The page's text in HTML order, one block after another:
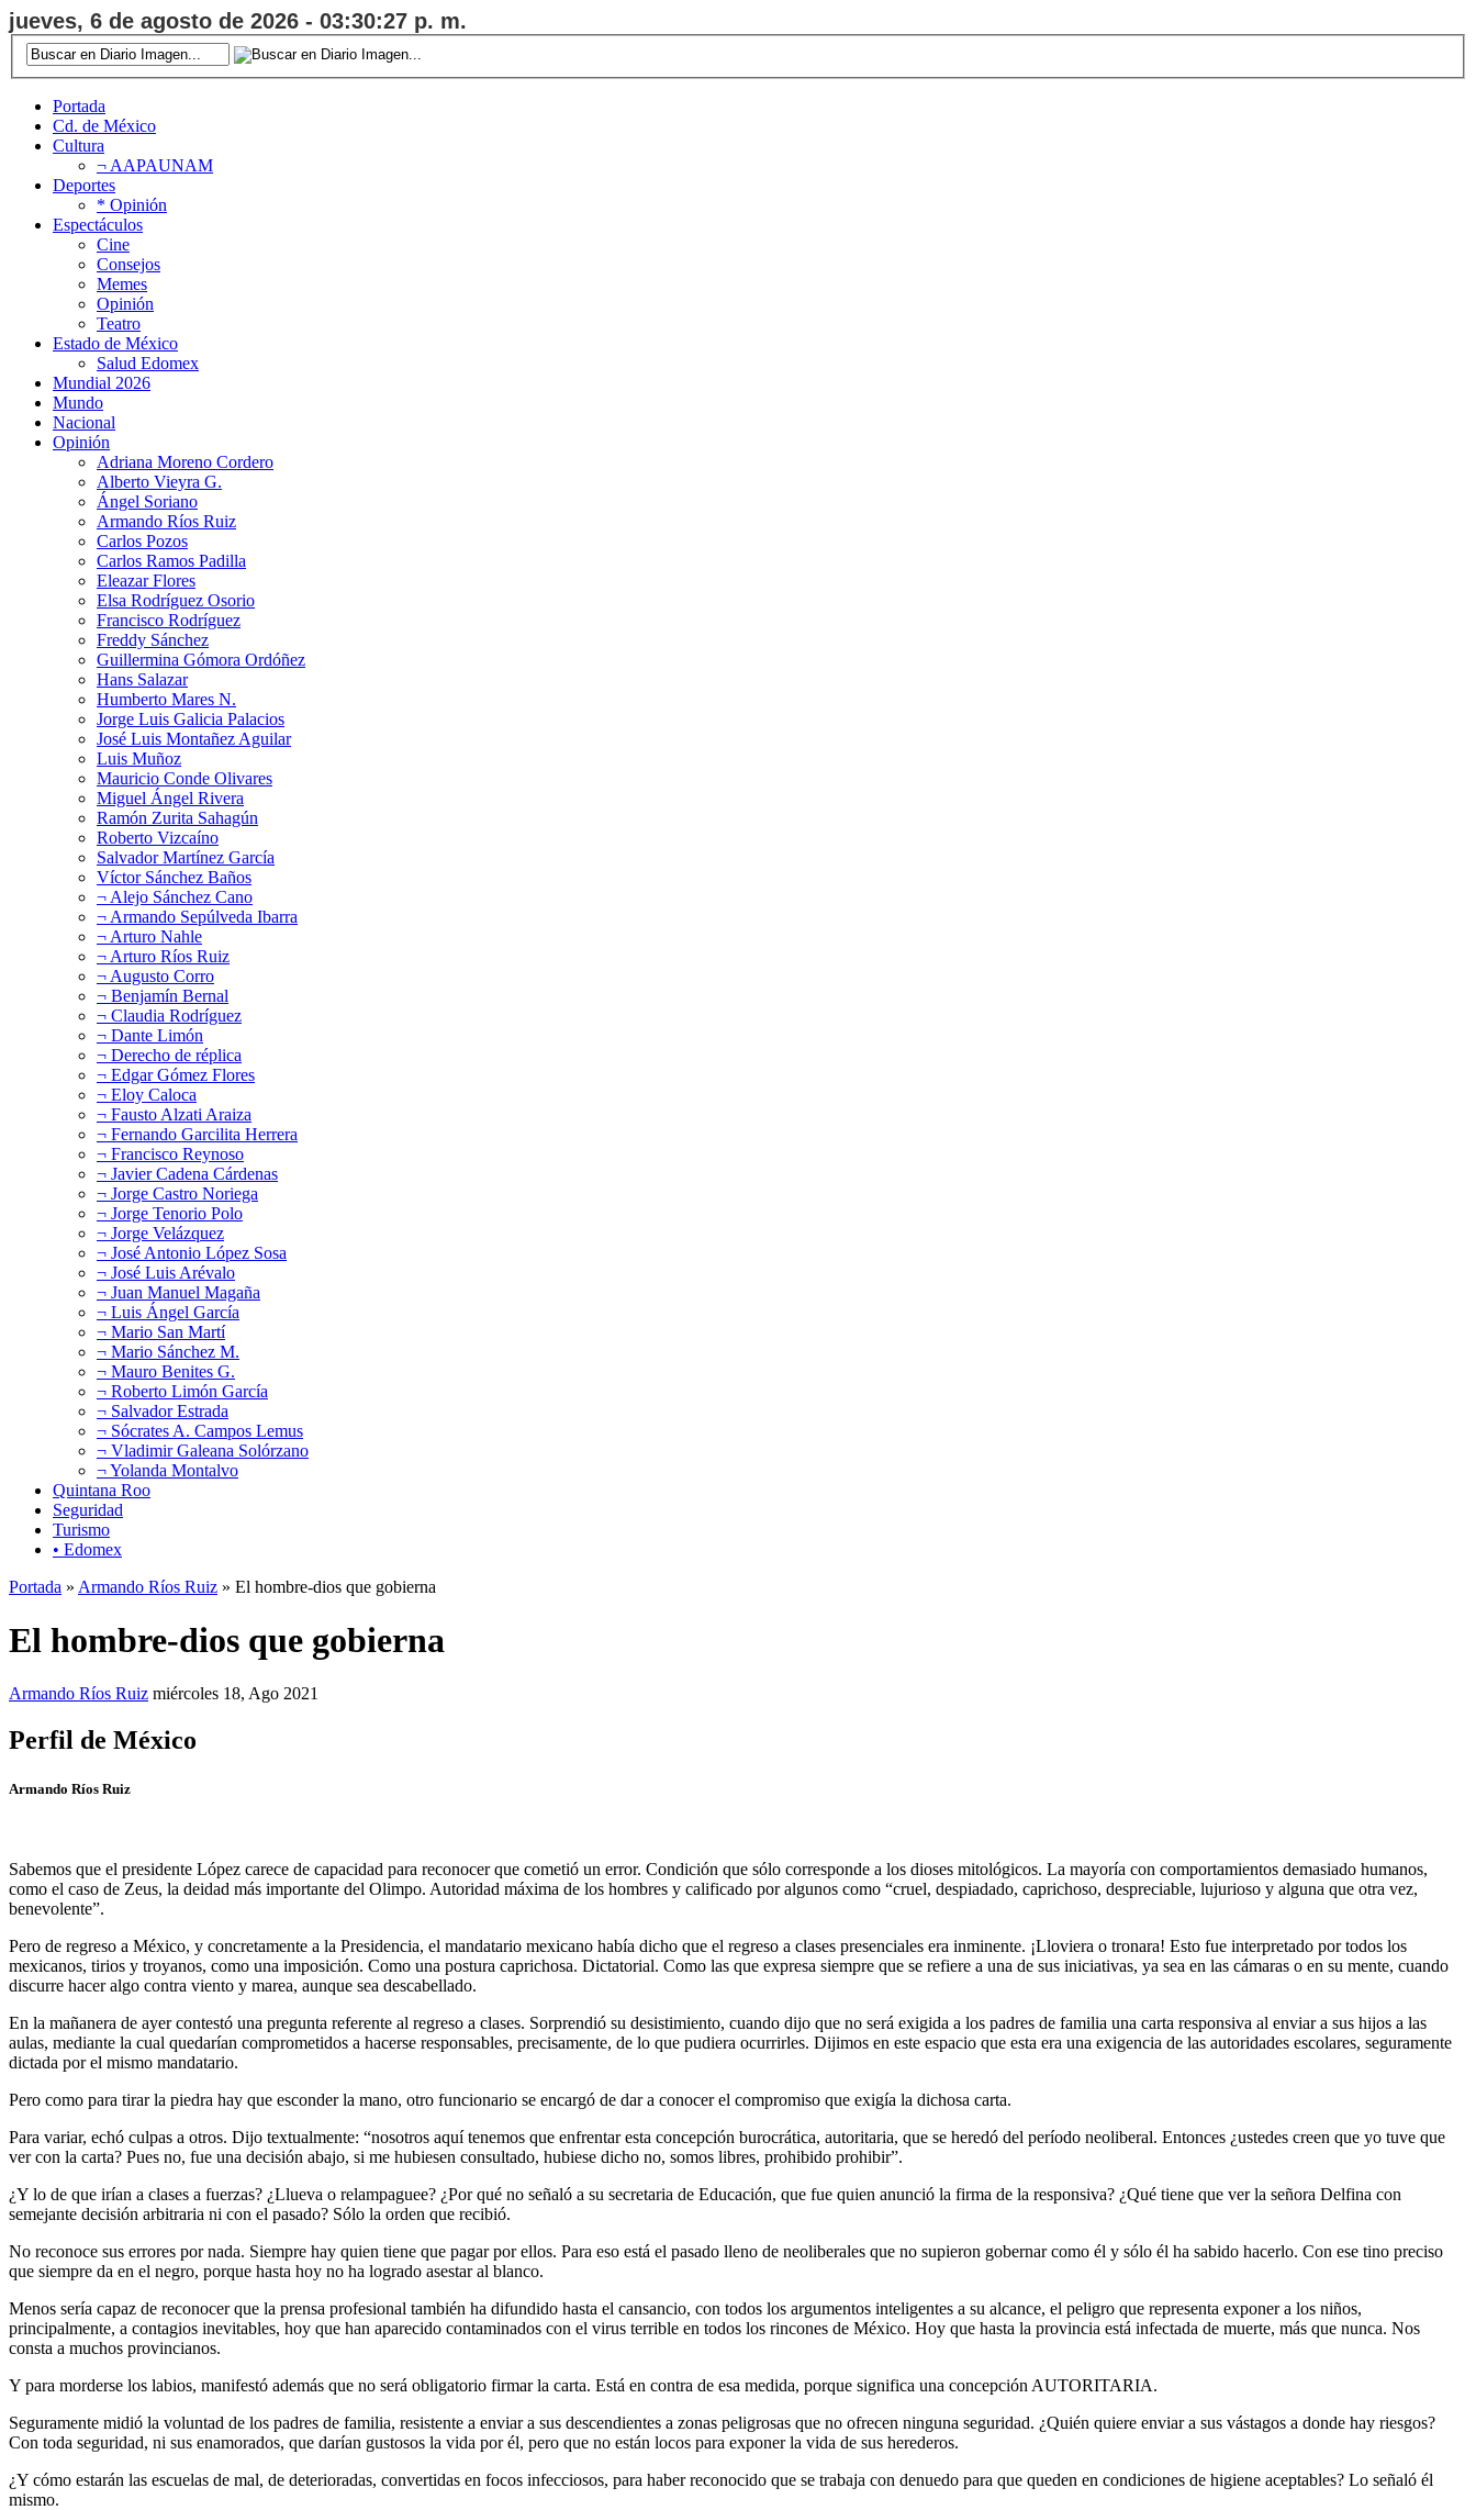
jueves, 6 de agosto de 2026 - 03:30:28 p. m.
Portada
Cd. de México
Cultura
¬ AAPAUNAM
Deportes
* Opinión
Espectáculos
Cine
Consejos
Memes
Opinión
Teatro
Estado de México
Salud Edomex
Mundial 2026
Mundo
Nacional
Opinión
Adriana Moreno Cordero
Alberto Vieyra G.
Ángel Soriano
Armando Ríos Ruiz
Carlos Pozos
Carlos Ramos Padilla
Eleazar Flores
Elsa Rodríguez Osorio
Francisco Rodríguez
Freddy Sánchez
Guillermina Gómora Ordóñez
Hans Salazar
Humberto Mares N.
Jorge Luis Galicia Palacios
José Luis Montañez Aguilar
Luis Muñoz
Mauricio Conde Olivares
Miguel Ángel Rivera
Ramón Zurita Sahagún
Roberto Vizcaíno
Salvador Martínez García
Víctor Sánchez Baños
¬ Alejo Sánchez Cano
¬ Armando Sepúlveda Ibarra
¬ Arturo Nahle
¬ Arturo Ríos Ruiz
¬ Augusto Corro
¬ Benjamín Bernal
¬ Claudia Rodríguez
¬ Dante Limón
¬ Derecho de réplica
¬ Edgar Gómez Flores
¬ Eloy Caloca
¬ Fausto Alzati Araiza
¬ Fernando Garcilita Herrera
¬ Francisco Reynoso
¬ Javier Cadena Cárdenas
¬ Jorge Castro Noriega
¬ Jorge Tenorio Polo
¬ Jorge Velázquez
¬ José Antonio López Sosa
¬ José Luis Arévalo
¬ Juan Manuel Magaña
¬ Luis Ángel García
¬ Mario San Martí
¬ Mario Sánchez M.
¬ Mauro Benites G.
¬ Roberto Limón García
¬ Salvador Estrada
¬ Sócrates A. Campos Lemus
¬ Vladimir Galeana Solórzano
¬ Yolanda Montalvo
Quintana Roo
Seguridad
Turismo
• Edomex
Portada » Armando Ríos Ruiz » El hombre-dios que gobierna
El hombre-dios que gobierna
Armando Ríos Ruiz miércoles 18, Ago 2021
Perfil de México
Armando Ríos Ruiz
Sabemos que el presidente López carece de capacidad para reconocer que cometió un error. Condición que sólo corresponde a los dioses mitológicos. La mayoría con comportamientos demasiado humanos,
como el caso de Zeus, la deidad más importante del Olimpo. Autoridad máxima de los hombres y calificado por algunos como “cruel, despiadado, caprichoso, despreciable, lujurioso y alguna que otra vez,
benevolente”.
Pero de regreso a México, y concretamente a la Presidencia, el mandatario mexicano había dicho que el regreso a clases presenciales era inminente. ¡Lloviera o tronara! Esto fue interpretado por todos los
mexicanos, tirios y troyanos, como una imposición. Como una postura caprichosa. Dictatorial. Como las que expresa siempre que se refiere a una de sus iniciativas, ya sea en las cámaras o en su mente, cuando
discurre hacer algo contra viento y marea, aunque sea descabellado.
En la mañanera de ayer contestó una pregunta referente al regreso a clases. Sorprendió su desistimiento, cuando dijo que no será exigida a los padres de familia una carta responsiva al enviar a sus hijos a las
aulas, mediante la cual quedarían comprometidos a hacerse responsables, precisamente, de lo que pudiera ocurrirles. Dijimos en este espacio que esta era una exigencia de las autoridades escolares, seguramente
dictada por el mismo mandatario.
Pero como para tirar la piedra hay que esconder la mano, otro funcionario se encargó de dar a conocer el compromiso que exigía la dichosa carta.
Para variar, echó culpas a otros. Dijo textualmente: “nosotros aquí tenemos que enfrentar esta concepción burocrática, autoritaria, que se heredó del período neoliberal. Entonces ¿ustedes creen que yo tuve que
ver con la carta? Pues no, fue una decisión abajo, si me hubiesen consultado, hubiese dicho no, somos libres, prohibido prohibir”.
¿Y lo de que irían a clases a fuerzas? ¿Llueva o relampaguee? ¿Por qué no señaló a su secretaria de Educación, que fue quien anunció la firma de la responsiva? ¿Qué tiene que ver la señora Delfina con
semejante decisión arbitraria ni con el pasado? Sólo la orden que recibió.
No reconoce sus errores por nada. Siempre hay quien tiene que pagar por ellos. Para eso está el pasado lleno de neoliberales que no supieron gobernar como él y sólo él ha sabido hacerlo. Con ese tino preciso
que siempre da en el negro, porque hasta hoy no ha logrado asestar al blanco.
Menos sería capaz de reconocer que la prensa profesional también ha difundido hasta el cansancio, con todos los argumentos inteligentes a su alcance, el peligro que representa exponer a los niños,
principalmente, a contagios inevitables, hoy que han aparecido contaminados con el virus terrible en todos los rincones de México. Hoy que hasta la provincia está infectada de muerte, más que nunca. Nos
consta a muchos provincianos.
Y para morderse los labios, manifestó además que no será obligatorio firmar la carta. Está en contra de esa medida, porque significa una concepción AUTORITARIA.
Seguramente midió la voluntad de los padres de familia, resistente a enviar a sus descendientes a zonas peligrosas que no ofrecen ninguna seguridad. ¿Quién quiere enviar a sus vástagos a donde hay riesgos?
Con toda seguridad, ni sus enamorados, que darían gustosos la vida por él, pero que no están locos para exponer la vida de sus herederos.
¿Y cómo estarán las escuelas de mal, de deterioradas, convertidas en focos infecciosos, para haber reconocido que se trabaja con denuedo para que queden en condiciones de higiene aceptables? Lo señaló él
mismo.